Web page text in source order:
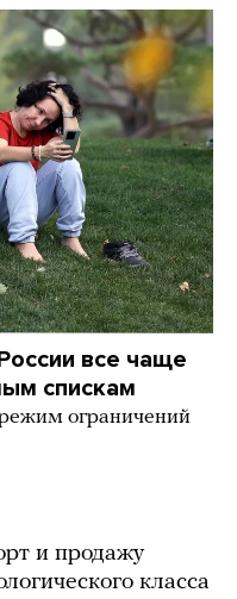
все чаще
спискам
режим ограничений
и продажу
класса